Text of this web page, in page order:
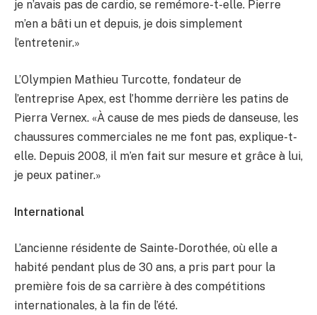
je n’avais pas de cardio, se remémore-t-elle. Pierre
m’en a bâti un et depuis, je dois simplement
l’entretenir.»
L’Olympien Mathieu Turcotte, fondateur de
l’entreprise Apex, est l’homme derrière les patins de
Pierra Vernex. «À cause de mes pieds de danseuse, les
chaussures commerciales ne me font pas, explique-t-
elle. Depuis 2008, il m’en fait sur mesure et grâce à lui,
je peux patiner.»
International
L’ancienne résidente de Sainte-Dorothée, où elle a
habité pendant plus de 30 ans, a pris part pour la
première fois de sa carrière à des compétitions
internationales, à la fin de l’été.